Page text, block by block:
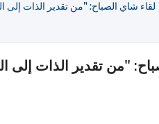
لقاء شاي الصباح: "من تقدير الذات إلى
"من تقدير الذات إلى